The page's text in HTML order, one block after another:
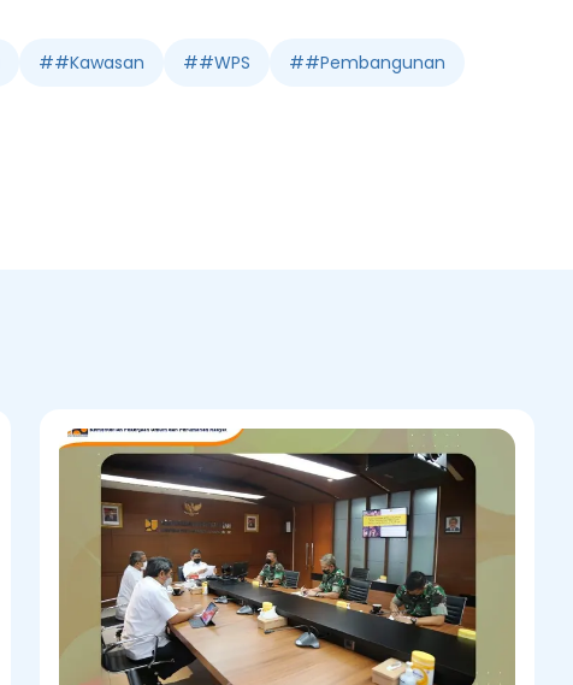
##Kawasan ##WPS ##Pembangunan